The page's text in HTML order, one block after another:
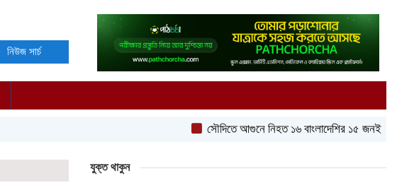
নিউজ সার্চ
সৌদিতে আগুনে নিহত ১৬ বাংলাদেশির ১৫ জনই উত্তরবঙ্গের
যুক্ত থাকুন